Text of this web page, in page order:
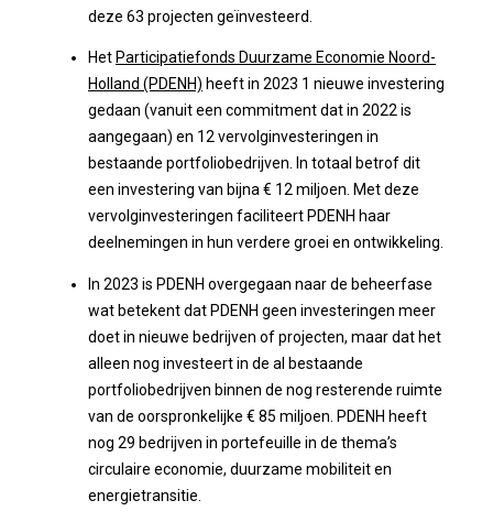
deze 63 projecten geïnvesteerd.
Het Participatiefonds Duurzame Economie Noord-
Holland (PDENH) heeft in 2023 1 nieuwe investering
gedaan (vanuit een commitment dat in 2022 is
aangegaan) en 12 vervolginvesteringen in
bestaande portfoliobedrijven. In totaal betrof dit
een investering van bijna € 12 miljoen. Met deze
vervolginvesteringen faciliteert PDENH haar
deelnemingen in hun verdere groei en ontwikkeling.
In 2023 is PDENH overgegaan naar de beheerfase
wat betekent dat PDENH geen investeringen meer
doet in nieuwe bedrijven of projecten, maar dat het
alleen nog investeert in de al bestaande
portfoliobedrijven binnen de nog resterende ruimte
van de oorspronkelijke € 85 miljoen. PDENH heeft
nog 29 bedrijven in portefeuille in de thema’s
circulaire economie, duurzame mobiliteit en
energietransitie.